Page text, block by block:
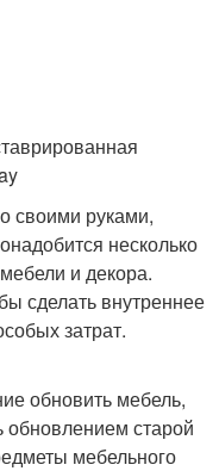
своими руками,
несколько
и декора.
сделать внутреннее
затрат.
обновить мебель,
обновлением старой
мебельного